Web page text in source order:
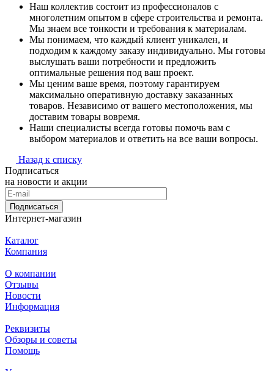
Наш коллектив состоит из профессионалов с
многолетним опытом в сфере строительства и ремонта.
Мы знаем все тонкости и требования к материалам.
Мы понимаем, что каждый клиент уникален, и
подходим к каждому заказу индивидуально. Мы готовы
выслушать ваши потребности и предложить
оптимальные решения под ваш проект.
Мы ценим ваше время, поэтому гарантируем
максимально оперативную доставку заказанных
товаров. Независимо от вашего местоположения, мы
доставим товары вовремя.
Наши специалисты всегда готовы помочь вам с
выбором материалов и ответить на все ваши вопросы.
Назад к списку
Подписаться
на новости и акции
Подписаться
Интернет-магазин
Каталог
Компания
О компании
Отзывы
Новости
Информация
Реквизиты
Обзоры и советы
Помощь